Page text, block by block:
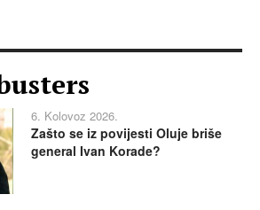
6. Kolovoz 2026.
Zašto se iz povijesti Oluje briše
general Ivan Korade?